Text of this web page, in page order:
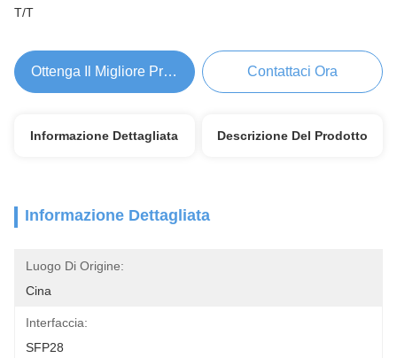
T/T
Ottenga Il Migliore Prezzo Contattaci Ora
Informazione Dettagliata Descrizione Del Prodotto
Informazione Dettagliata
Luogo Di Origine:
Cina
Interfaccia:
SFP28